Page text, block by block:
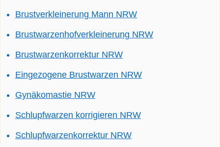
Brustverkleinerung Mann NRW
Brustwarzenhofverkleinerung NRW
Brustwarzenkorrektur NRW
Eingezogene Brustwarzen NRW
Gynäkomastie NRW
Schlupfwarzen korrigieren NRW
Schlupfwarzenkorrektur NRW